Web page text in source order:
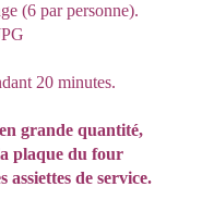
(6 par personne).
20 minutes.
grande quantité,
plaque du four
assiettes de service.